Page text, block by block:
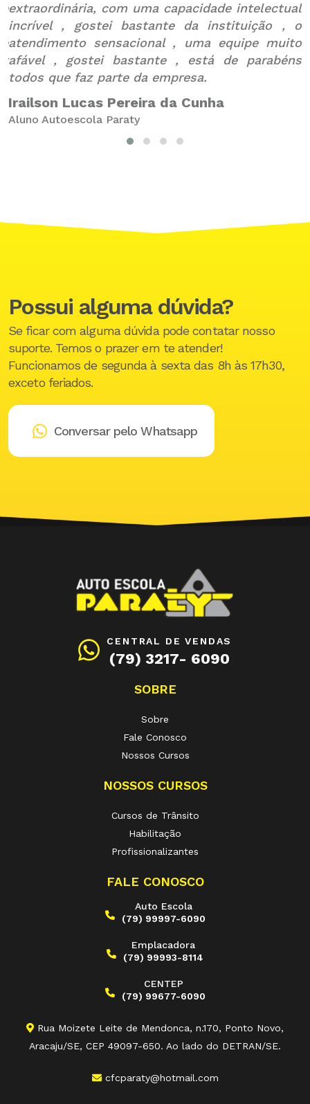
extraordinária, com uma capacidade intelectual
incrível , gostei bastante da instituição , o
atendimento sensacional , uma equipe muito
afável , gostei bastante , está de parabéns
todos que faz parte da empresa.
Irailson Lucas Pereira da Cunha
Aluno Autoescola Paraty
Possui alguma dúvida?
Se ficar com alguma dúvida pode contatar nosso
suporte. Temos o prazer em te atender!
Funcionamos de segunda à sexta das 8h às 17h30,
exceto feriados.
Conversar pelo Whatsapp
CENTRAL DE VENDAS
(79) 3217- 6090
SOBRE
Sobre
Fale Conosco
Nossos Cursos
NOSSOS CURSOS
Cursos de Trânsito
Habilitação
Profissionalizantes
FALE CONOSCO
Auto Escola
(79) 99997-6090
Emplacadora
(79) 99993-8114
CENTEP
(79) 99677-6090
Rua Moizete Leite de Mendonca, n.170, Ponto Novo,
Aracaju/SE, CEP 49097-650. Ao lado do DETRAN/SE.
cfcparaty@hotmail.com